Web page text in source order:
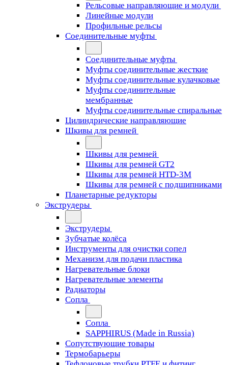
Рельсовые направляющие и модули
Линейные модули
Профильные рельсы
Соединительные муфты
Соединительные муфты
Муфты соединительные жесткие
Муфты соединительные кулачковые
Муфты соединительные
мембранные
Муфты соединительные спиральные
Цилиндрические направляющие
Шкивы для ремней
Шкивы для ремней
Шкивы для ремней GT2
Шкивы для ремней HTD-3M
Шкивы для ремней с подшипниками
Планетарные редукторы
Экструдеры
Экструдеры
Зубчатые колёса
Инструменты для очистки сопел
Механизм для подачи пластика
Нагревательные блоки
Нагревательные элементы
Радиаторы
Сопла
Сопла
SAPPHIRUS (Made in Russia)
Сопутствующие товары
Термобарьеры